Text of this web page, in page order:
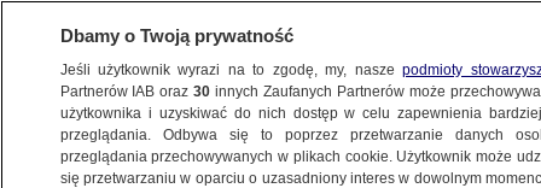
POLSKA
Dbamy o Twoją prywatność
Jeśli użytkownik wyrazi na to zgodę, my, naszepodmioty
Partnerów IAB oraz30 innych Zaufanych Partnerów może
użytkownika i uzyskiwać do nich dostęp w celu zapewnienia
przeglądania. Odbywa się to poprzez przetwarzanie danych
przeglądania przechowywanych w plikach cookie. Użytkownik może
się przetwarzaniu w oparciu o uzasadniony interes w dowolnym